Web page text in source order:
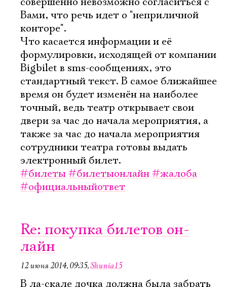
Вами, что речь идет о "неприличной
конторе".
Что касается информации и её
формулировки, исходящей от компании
Bigbilet в sms-сообщениях, это
стандартный текст. В самое ближайшее
время он будет изменён на наиболее
точный, ведь театр открывает свои
двери за час до начала мероприятия, а
также за час до начала мероприятия
сотрудники театра готовы выдать
электронный билет.
#билеты#билетыонлайн#жалоба
#официальныйответ
Re: покупка билетов он-
лайн
12 июня 2014, 09:35,Shunia15
В ла-скале дочка должна была забрать